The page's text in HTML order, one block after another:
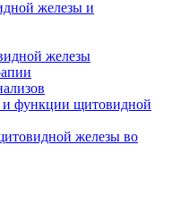
железы и
железы
и функции щитовидной
железы во